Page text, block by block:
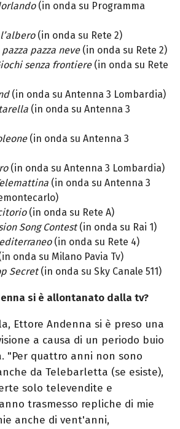
(in onda su Programma
(in onda su Rete 2)
pazza pazza neve(in onda su Rete 2)
senza frontiere(in onda su Rete
(in onda su Antenna 3 Lombardia)
(in onda su Antenna 3
(in onda su Antenna 3
(in onda su Antenna 3 Lombardia)
(in onda su Antenna 3
(in onda su Rete A)
Song Contest (in onda su Rai 1)
(in onda su Rete 4)
onda su Milano Pavia Tv)
Secret(in onda su Sky Canale 511)
si è allontanato dalla tv?
Ettore Andenna si è preso una
a causa di un periodo buio
"Per quattro anni non sono
da Telebarletta (se esiste),
solo televendite e
trasmesso repliche di mie
anche di vent'anni,